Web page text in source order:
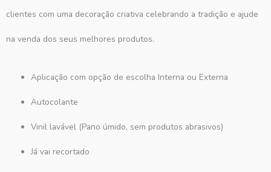
clientes com uma decoração criativa celebrando a tradição e ajude
na venda dos seus melhores produtos.
Aplicação com opção de escolha Interna ou Externa
Autocolante
Vinil lavável (Pano úmido, sem produtos abrasivos)
Já vai recortado